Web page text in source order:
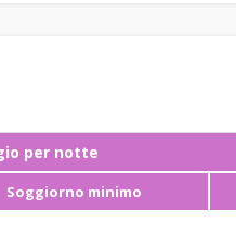
per notte
Soggiorno minimo